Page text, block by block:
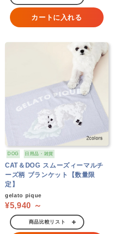
カートに入れる
DOG 日用品・雑貨
CAT＆DOG スムーズィーマルチ
ーズ柄 ブランケット【数量限
定】
gelato pique
¥5,940 ～
商品比較リスト